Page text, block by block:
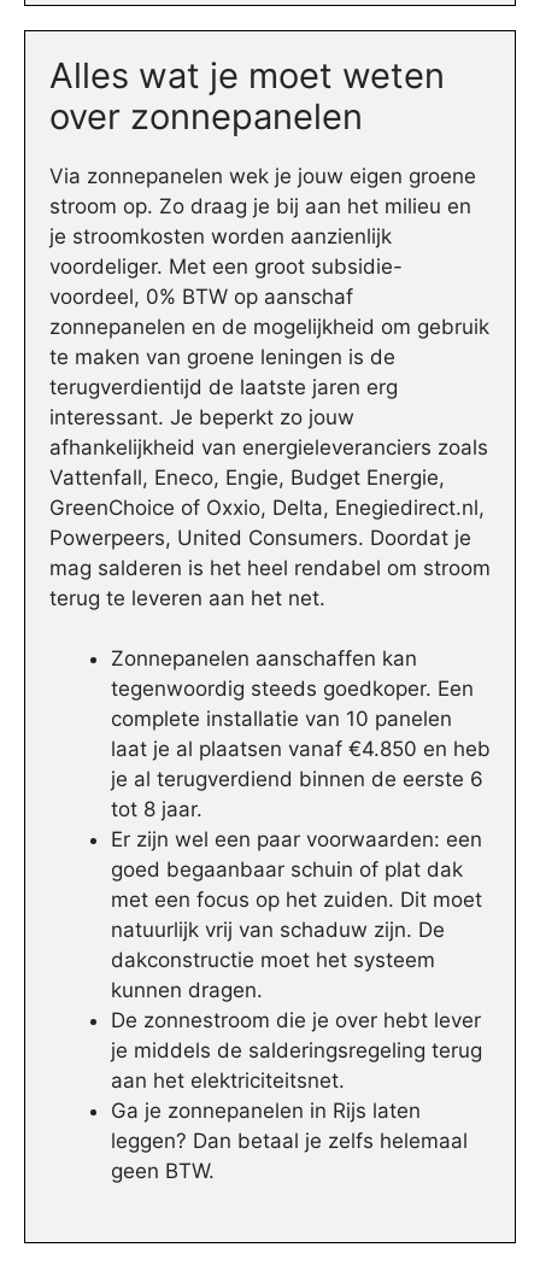
Alles wat je moet weten
over zonnepanelen
Via zonnepanelen wek je jouw eigen groene
stroom op. Zo draag je bij aan het milieu en
je stroomkosten worden aanzienlijk
voordeliger. Met een groot subsidie-
voordeel, 0% BTW op aanschaf
zonnepanelen en de mogelijkheid om gebruik
te maken van groene leningen is de
terugverdientijd de laatste jaren erg
interessant. Je beperkt zo jouw
afhankelijkheid van energieleveranciers zoals
Vattenfall, Eneco, Engie, Budget Energie,
GreenChoice of Oxxio, Delta, Enegiedirect.nl,
Powerpeers, United Consumers. Doordat je
mag salderen is het heel rendabel om stroom
terug te leveren aan het net.
Zonnepanelen aanschaffen kan
tegenwoordig steeds goedkoper. Een
complete installatie van 10 panelen
laat je al plaatsen vanaf €4.850 en heb
je al terugverdiend binnen de eerste 6
tot 8 jaar.
Er zijn wel een paar voorwaarden: een
goed begaanbaar schuin of plat dak
met een focus op het zuiden. Dit moet
natuurlijk vrij van schaduw zijn. De
dakconstructie moet het systeem
kunnen dragen.
De zonnestroom die je over hebt lever
je middels de salderingsregeling terug
aan het elektriciteitsnet.
Ga je zonnepanelen in Rijs laten
leggen? Dan betaal je zelfs helemaal
geen BTW.